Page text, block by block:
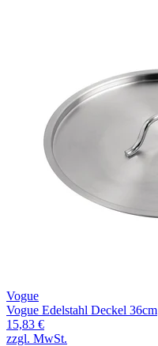
Vogue
Vogue Edelstahl Deckel 36cm
15,83 €
zzgl. MwSt.